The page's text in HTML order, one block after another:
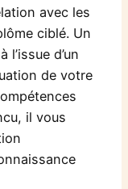
avec les
ciblé. Un
d’un
de votre
il vous